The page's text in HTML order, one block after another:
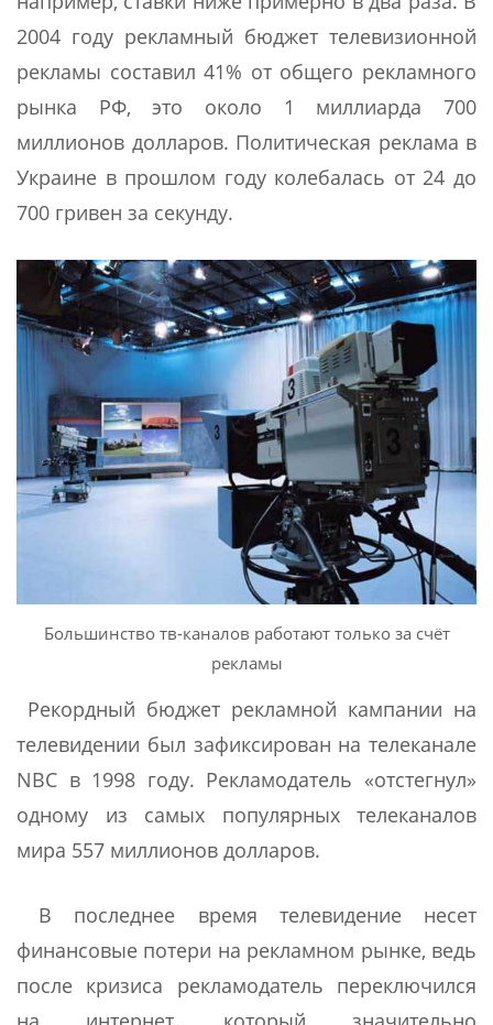
2004 году рекламный бюджет телевизионной
рекламы составил 41% от общего рекламного
рынка РФ, это около 1 миллиарда 700
миллионов долларов. Политическая реклама в
Украине в прошлом году колебалась от 24 до
700 гривен за секунду.
Большинство тв-каналов работают только за счёт
рекламы
Рекордный бюджет рекламной кампании на
телевидении был зафиксирован на телеканале
NBC в 1998 году. Рекламодатель «отстегнул»
одному из самых популярных телеканалов
мира 557 миллионов долларов.
В последнее время телевидение несет
финансовые потери на рекламном рынке, ведь
после кризиса рекламодатель переключился